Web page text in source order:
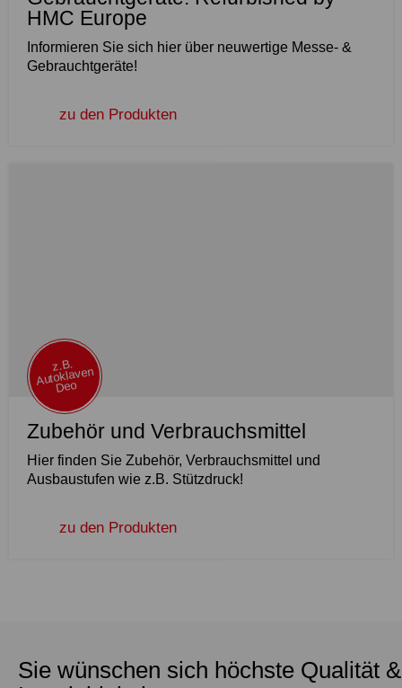
HMC Europe
Informieren Sie sich hier über neuwertige Messe- &
Gebrauchtgeräte!
zu den Produkten
z.B.
Autoklaven
Deo
Zubehör und Verbrauchsmittel
Hier finden Sie Zubehör, Verbrauchsmittel und
Ausbaustufen wie z.B. Stützdruck!
zu den Produkten
Sie wünschen sich höchste Qualität &